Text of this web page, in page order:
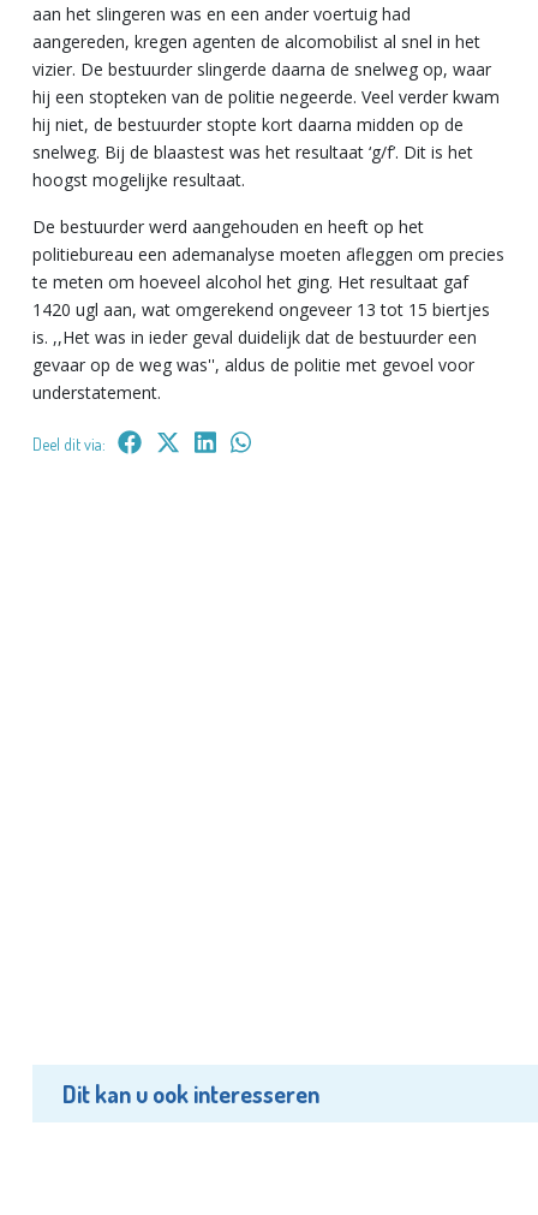
aan het slingeren was en een ander voertuig had
aangereden, kregen agenten de alcomobilist al snel in het
vizier. De bestuurder slingerde daarna de snelweg op, waar
hij een stopteken van de politie negeerde. Veel verder kwam
hij niet, de bestuurder stopte kort daarna midden op de
snelweg. Bij de blaastest was het resultaat ‘g/f’. Dit is het
hoogst mogelijke resultaat.
De bestuurder werd aangehouden en heeft op het
politiebureau een ademanalyse moeten afleggen om precies
te meten om hoeveel alcohol het ging. Het resultaat gaf
1420 ugl aan, wat omgerekend ongeveer 13 tot 15 biertjes
is. ,,Het was in ieder geval duidelijk dat de bestuurder een
gevaar op de weg was'', aldus de politie met gevoel voor
understatement.
Deel dit via:
Dit kan u ook interesseren